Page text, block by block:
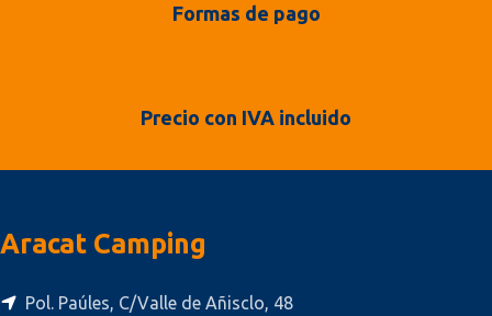
Formas de pago
Precio con IVA incluido
Aracat Camping
Pol. Paúles, C/Valle de Añisclo, 48